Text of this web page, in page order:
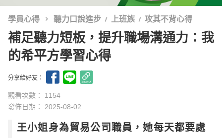
學員心得 聽力口說進步 上班族 攻其不背心得
補足聽力短板，提升職場溝通力：我
的希平方學習心得
分享給好友：
觀看次數： 1154
發佈日期： 2025-08-02
王小姐身為貿易公司職員，她每天都要處